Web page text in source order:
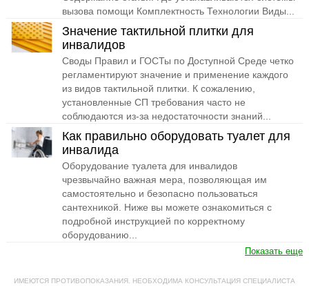
вызова помощи Комплектность Технологии Виды...
Значение тактильной плитки для
инвалидов
Своды Правил и ГОСТы по Доступной Среде четко
регламентируют значение и применение каждого
из видов тактильной плитки. К сожалению,
установленные СП требования часто не
соблюдаются из-за недостаточности знаний...
Как правильно оборудовать туалет для
инвалида
Оборудование туалета для инвалидов
чрезвычайно важная мера, позволяющая им
самостоятельно и безопасно пользоваться
сантехникой. Ниже вы можете ознакомиться с
подробной инструкцией по корректному
оборудованию...
Показать еще
ИМЕЮТСЯ ПРОТИВОПОКАЗАНИЯ. НЕОБХОДИМА КОНСУЛЬТАЦИЯ СПЕЦИАЛИСТА